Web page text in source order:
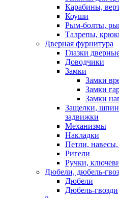
Карабины,
Коуши
Рым-болты,
Талрепы,
Дверная фурнитура
Глазки
Доводчики
Замки
Замки
Замки
Замки
Защелки,
задвижки
Механизмы
Накладки
Петли,
Ригели
Ручки,
Дюбели, дюбель-
Дюбели
Дюбель-гвозди